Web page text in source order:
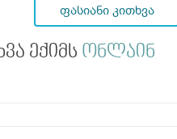
ფასიანი კითხვა
ექიმს ონლაინ